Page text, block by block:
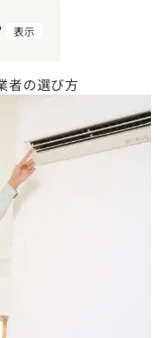
表示
者の選び方